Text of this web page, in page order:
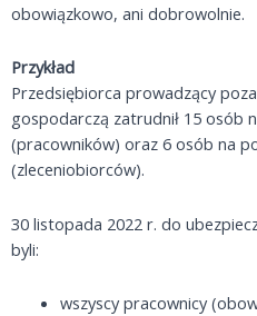
obowiązkowo, ani dobrowolnie.
Przykład
Przedsiębiorca prowadzący
gospodarczą zatrudnił 15 osób
(pracowników) oraz 6 osób na
(zleceniobiorców).
30 listopada 2022 r. do
byli:
wszyscy pracownicy